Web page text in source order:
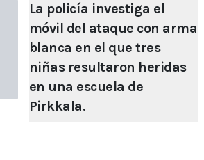
La policía investiga el
móvil del ataque con arma
blanca en el que tres
niñas resultaron heridas
en una escuela de
Pirkkala.